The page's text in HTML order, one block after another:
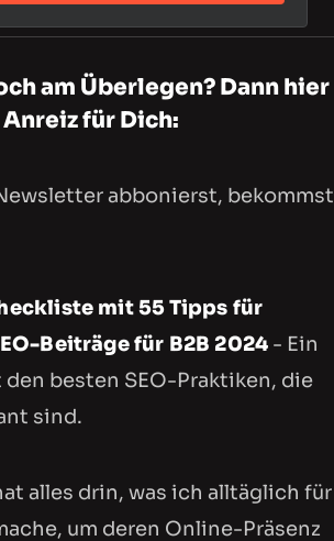
am Überlegen? Dann hier
für Dich:
abbonierst, bekommst
mit 55 Tipps für
Beiträge für B2B 2024 - Ein
den besten SEO-Praktiken, die
sind.
alles drin, was ich alltäglich für
um deren Online-Präsenz